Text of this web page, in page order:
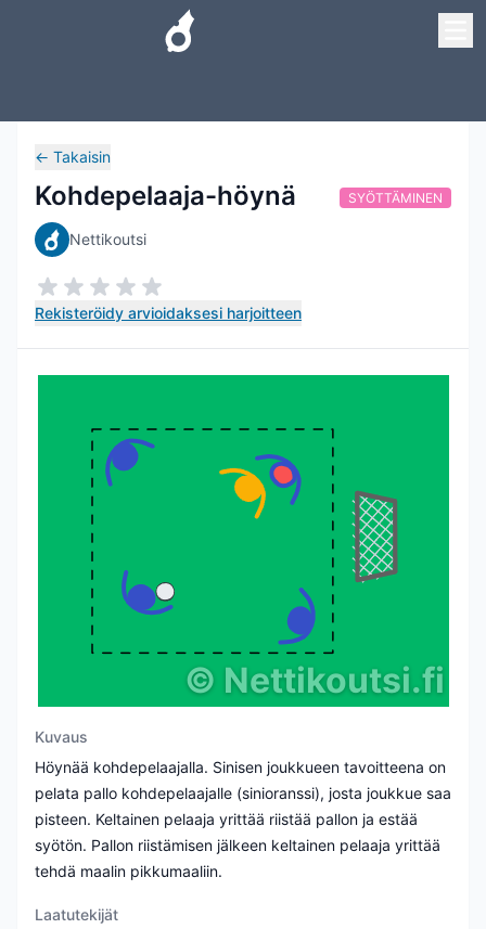
← Takaisin
Kohdepelaaja-höynä
Nettikoutsi
Rekisteröidy arvioidaksesi harjoitteen
SYÖTTÄMINEN
© Nettikoutsi.fi
Kuvaus
Höynää kohdepelaajalla. Sinisen joukkueen tavoitteena on
pelata pallo kohdepelaajalle (sinioranssi), josta joukkue saa
pisteen. Keltainen pelaaja yrittää riistää pallon ja estää
syötön. Pallon riistämisen jälkeen keltainen pelaaja yrittää
tehdä maalin pikkumaaliin.
Laatutekijät